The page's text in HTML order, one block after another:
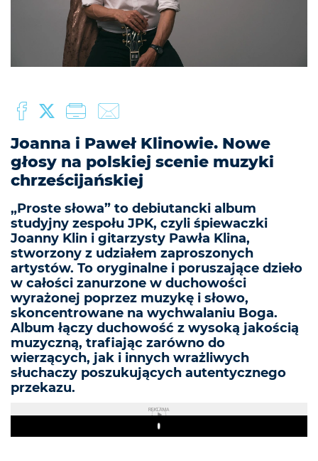
Joanna i Paweł Klinowie. Nowe
głosy na polskiej scenie muzyki
chrześcijańskiej
„Proste słowa” to debiutancki album
studyjny zespołu JPK, czyli śpiewaczki
Joanny Klin i gitarzysty Pawła Klina,
stworzony z udziałem zaproszonych
artystów. To oryginalne i poruszające dzieło
w całości zanurzone w duchowości
wyrażonej poprzez muzykę i słowo,
skoncentrowane na wychwalaniu Boga.
Album łączy duchowość z wysoką jakością
muzyczną, trafiając zarówno do
wierzących, jak i innych wrażliwych
słuchaczy poszukujących autentycznego
przekazu.
REKLAMA
Play